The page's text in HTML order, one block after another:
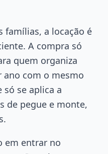
famílias, a locação é
A compra só
quem organiza
com o mesmo
se aplica a
de pegue e monte,
em entrar no